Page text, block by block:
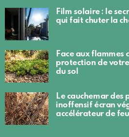
Film solaire : le
qui fait chuter la
Face aux flammes
protection de
du sol
Le cauchemar des
inoffensif écran
accélérateur de feu